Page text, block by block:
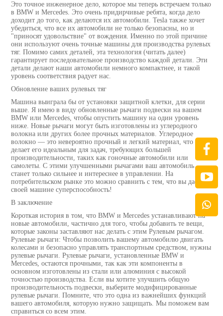
Это точное инженерное дело, которое мы теперь встречаем только
в BMW и Mercedes. Это очень придирчивые ребята, когда дело
доходит до того, как делаются их автомобили. Tesla также хочет
убедиться, что все их автомобили не только безопасны, но и
"приносят удовольствие" от вождения. Именно по этой причине
они используют очень точные машины для производства рулевых
тяг. Помимо самих деталей, эта технология (читать далее)
гарантирует последовательное производство каждой детали. Эти
детали делают наши автомобили немного компактнее, и такой
уровень соответствия радует нас.
Обновление ваших рулевых тяг
Машина выиграла бы от установки защитной клетки, для серии
выше. Я имею в виду обновленные рычаги подвески на вашем
BMW или Mercedes, чтобы опустить машину на один уровень
ниже. Новые рычаги могут быть изготовлены из углеродного
волокна или других более прочных материалов. Углеродное
волокно — это невероятно прочный и легкий материал, что
делает его идеальным для задач, требующих большей
производительности, таких как гоночные автомобили или
самолеты. С этими улучшенными рычагами ваш автомобиль
станет только сильнее и интереснее в управлении. На
потребительском рынке это можно сравнить с тем, что вы даете
своей машине суперспособность!
В заключение
Короткая история в том, что BMW и Mercedes устанавливают на
новые автомобили, частично для того, чтобы добавить те вещи,
которые законы заставляют нас делать с этим Рулевым рычагом.
Рулевые рычаги: Чтобы позволить вашему автомобилю двигать
колесами и безопасно управлять транспортным средством, нужны
рулевые рычаги. Рулевые рычаги, установленные BMW и
Mercedes, остаются прочными, так как эти компоненты в
основном изготовлены из стали или алюминия с высокой
точностью производства. Если вы хотите улучшить общую
производительность подвески, выберите модифицированные
рулевые рычаги. Помните, что это одна из важнейших функций
вашего автомобиля, которую нужно защищать. Мы поможем вам
справиться со всем этим.